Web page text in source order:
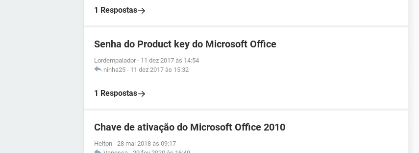
1 Respostas
Senha do Product key do Microsoft Office
Lordempalador - 11 dez 2017 às 14:54
ninha25 - 11 dez 2017 às 15:32
1 Respostas
Chave de ativação do Microsoft Office 2010
Helton - 28 mai 2018 às 09:17